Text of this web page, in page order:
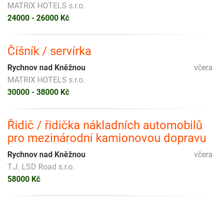
MATRIX HOTELS s.r.o.
24000 - 26000 Kč
Číšník / servírka
včera
Rychnov nad Kněžnou
MATRIX HOTELS s.r.o.
30000 - 38000 Kč
Řidič / řidička nákladních automobilů
pro mezinárodní kamionovou dopravu
včera
Rychnov nad Kněžnou
T.J. LSD Road s.r.o.
58000 Kč